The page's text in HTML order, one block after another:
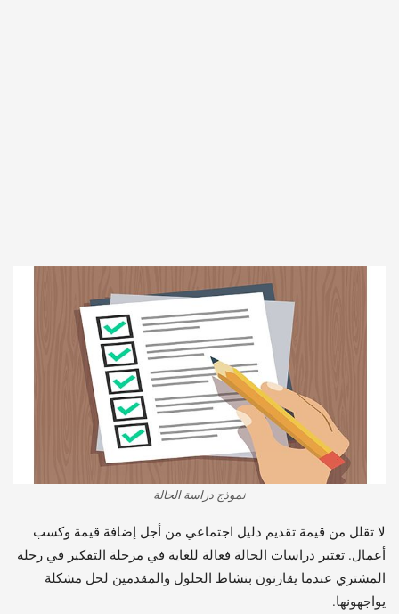
نموذج دراسة الحالة
لا تقلل من قيمة تقديم دليل اجتماعي من أجل إضافة قيمة وكسب
أعمال. تعتبر دراسات الحالة فعالة للغاية في مرحلة التفكير في رحلة
المشتري عندما يقارنون بنشاط الحلول والمقدمين لحل مشكلة
يواجهونها.